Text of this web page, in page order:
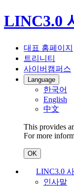
LINC3.0
대표 홈페이지
트리니티
사이버캠퍼스
Language
한국어
English
中文
This provides
For more
OK
LINC3.0
인사말